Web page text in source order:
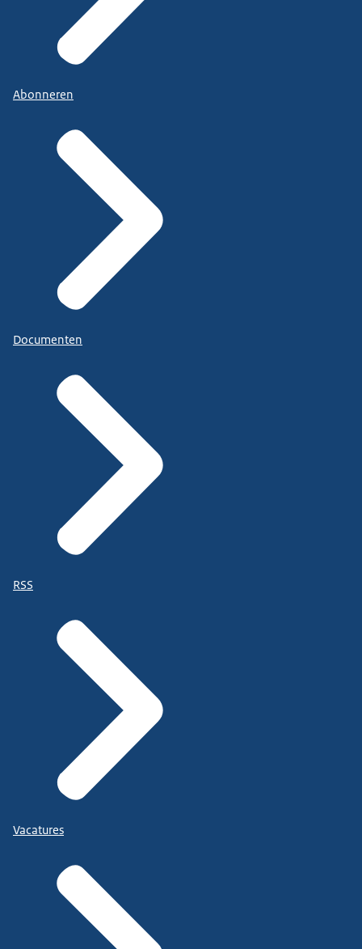
Abonneren
Documenten
RSS
Vacatures